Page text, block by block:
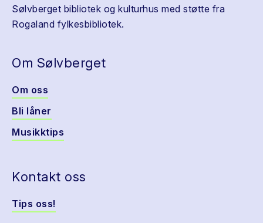
Sølvberget bibliotek og kulturhus med støtte fra
Rogaland fylkesbibliotek.
Om Sølvberget
Om oss
Bli låner
Musikktips
Kontakt oss
Tips oss!